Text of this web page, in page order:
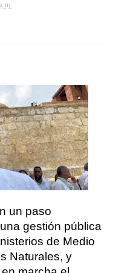
m.
un paso
gestión pública
de Medio
Naturales, y